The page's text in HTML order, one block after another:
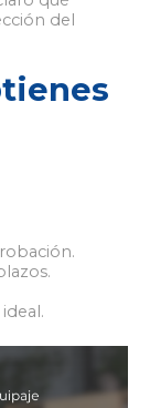
del